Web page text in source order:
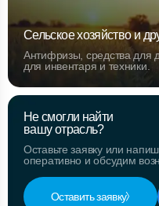
Сельское хозяйство и
Антифризы, средства
для инвентаря и техники.
Не смогли найти
вашу отрасль?
Оставьте заявку или
оперативно и обсудим
Оставить заявку